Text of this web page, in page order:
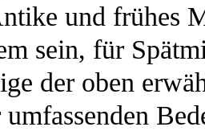
und frühes
sein, für
der oben